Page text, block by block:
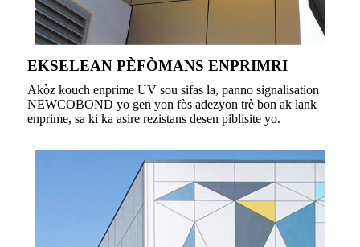
EKSELEAN PÈFÒMANS ENPRIMRI
Akòz kouch enprime UV sou sifas la, panno signalisation
NEWCOBOND yo gen yon fòs adezyon trè bon ak lank
enprime, sa ki ka asire rezistans desen piblisite yo.